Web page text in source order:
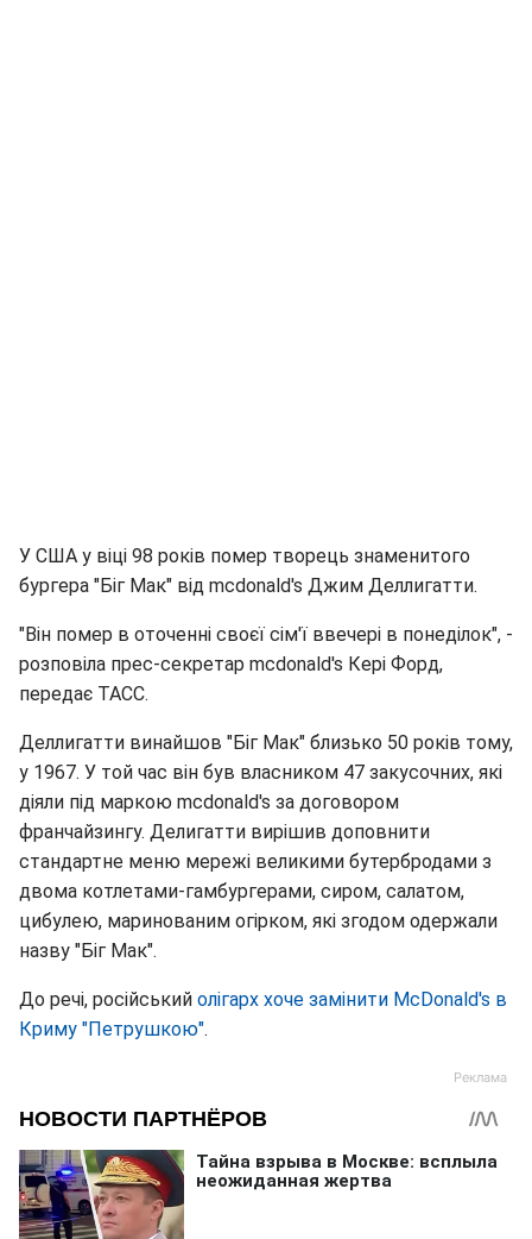
У США у віці 98 років помер творець знаменитого
бургера "Біг Мак" від mcdonald's Джим Деллигатти.
"Він помер в оточенні своєї сім'ї ввечері в понеділок", -
розповіла прес-секретар mcdonald's Кері Форд,
передає ТАСС.
Деллигатти винайшов "Біг Мак" близько 50 років тому,
у 1967. У той час він був власником 47 закусочних, які
діяли під маркою mcdonald's за договором
франчайзингу. Делигатти вирішив доповнити
стандартне меню мережі великими бутербродами з
двома котлетами-гамбургерами, сиром, салатом,
цибулею, маринованим огірком, які згодом одержали
назву "Біг Мак".
До речі, російський олігарх хоче замінити McDonald's в
Криму "Петрушкою".